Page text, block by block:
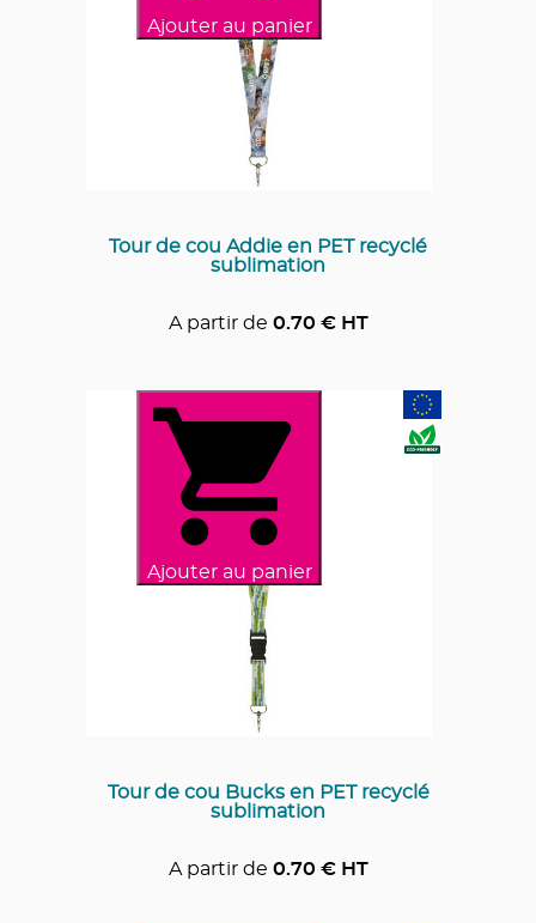
Ajouter au panier
Tour de cou Addie en PET recyclé
sublimation
A partir de 0.70 € HT
Ajouter au panier
Tour de cou Bucks en PET recyclé
sublimation
A partir de 0.70 € HT